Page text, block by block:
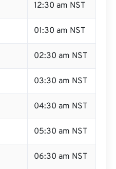
12:30 am NST
01:30 am NST
02:30 am NST
03:30 am NST
04:30 am NST
05:30 am NST
06:30 am NST